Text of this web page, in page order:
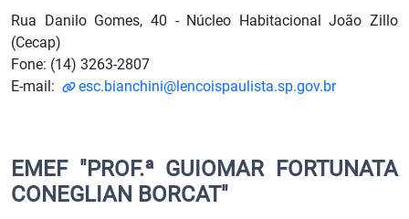
Rua Danilo Gomes, 40 - Núcleo Habitacional João Zillo
(Cecap)
Fone: (14) 3263-2807
E-mail:
esc.bianchini@lencoispaulista.sp.gov.br
EMEF "PROF.ª GUIOMAR FORTUNATA
CONEGLIAN BORCAT"